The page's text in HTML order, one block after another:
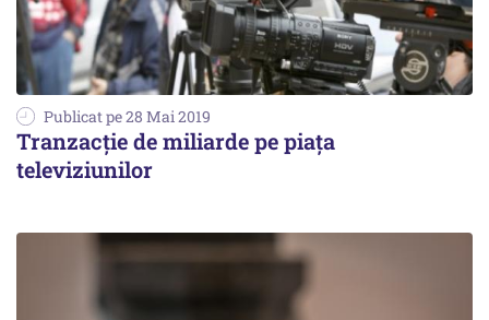
Publicat pe 28 Mai 2019
Tranzacție de miliarde pe piața
televiziunilor